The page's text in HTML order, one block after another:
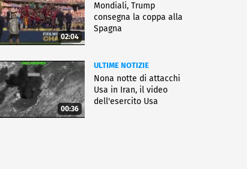
02:04
Mondiali, Trump
consegna la coppa alla
Spagna
00:36
ULTIME NOTIZIE
Nona notte di attacchi
Usa in Iran, il video
dell'esercito Usa